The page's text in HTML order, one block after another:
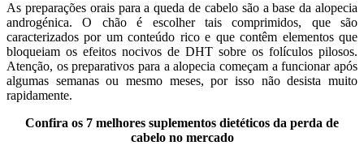
As preparações orais para a queda de cabelo são a base da alopecia
androgénica. O chão é escolher tais comprimidos, que são
caracterizados por um conteúdo rico e que contêm elementos que
bloqueiam os efeitos nocivos de DHT sobre os folículos pilosos.
Atenção, os preparativos para a alopecia começam a funcionar após
algumas semanas ou mesmo meses, por isso não desista muito
rapidamente.
Confira os 7 melhores suplementos dietéticos da perda de
cabelo no mercado